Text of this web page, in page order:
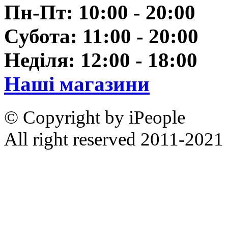
Пн-Пт: 10:00 - 20:00
Субота: 11:00 - 20:00
Неділя: 12:00 - 18:00
Наші магазини
© Copyright by iPeople
All right reserved 2011-2021